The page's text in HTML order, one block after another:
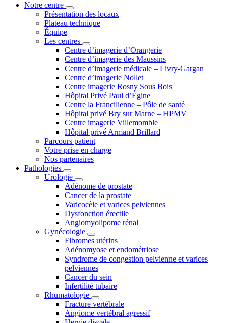
Notre centre
Présentation des locaux
Plateau technique
Équipe
Les centres
Centre d’imagerie d’Orangerie
Centre d’imagerie des Maussins
Centre d’imagerie médicale – Livry-Gargan
Centre d’imagerie Nollet
Centre imagerie Rosny Sous Bois
Hôpital Privé Paul d’Égine
Centre la Francilienne – Pôle de santé
Hôpital privé Bry sur Marne – HPMV
Centre imagerie Villemomble
Hôpital privé Armand Brillard
Parcours patient
Votre prise en charge
Nos partenaires
Pathologies
Urologie
Adénome de prostate
Cancer de la prostate
Varicocèle et varices pelviennes
Dysfonction érectile
Angiomyolipome rénal
Gynécologie
Fibromes utérins
Adénomyose et endométriose
Syndrome de congestion pelvienne et varices
pelviennes
Cancer du sein
Infertilité tubaire
Rhumatologie
Fracture vertébrale
Angiome vertébral agressif